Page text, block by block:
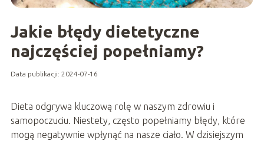
Jakie błędy dietetyczne
najczęściej popełniamy?
Data publikacji: 2024-07-16
Dieta odgrywa kluczową rolę w naszym zdrowiu i
samopoczuciu. Niestety, często popełniamy błędy, które
mogą negatywnie wpłynąć na nasze ciało. W dzisiejszym